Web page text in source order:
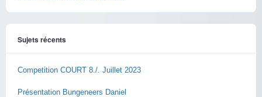
Sujets récents
Competition COURT 8./. Juillet 2023
Présentation Bungeneers Daniel